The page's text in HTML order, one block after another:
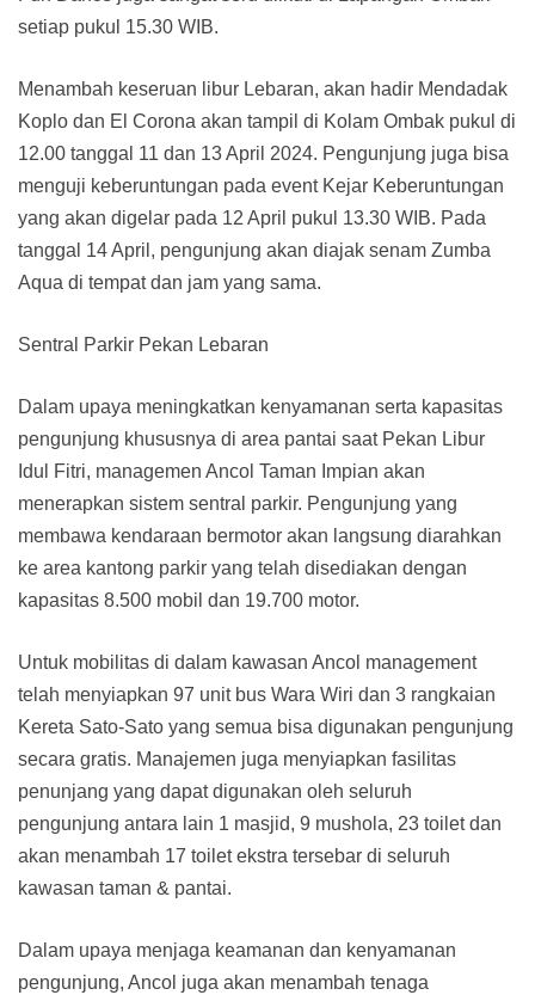
setiap pukul 15.30 WIB.
Menambah keseruan libur Lebaran, akan hadir Mendadak
Koplo dan El Corona akan tampil di Kolam Ombak pukul di
12.00 tanggal 11 dan 13 April 2024. Pengunjung juga bisa
menguji keberuntungan pada event Kejar Keberuntungan
yang akan digelar pada 12 April pukul 13.30 WIB. Pada
tanggal 14 April, pengunjung akan diajak senam Zumba
Aqua di tempat dan jam yang sama.
Sentral Parkir Pekan Lebaran
Dalam upaya meningkatkan kenyamanan serta kapasitas
pengunjung khususnya di area pantai saat Pekan Libur
Idul Fitri, managemen Ancol Taman Impian akan
menerapkan sistem sentral parkir. Pengunjung yang
membawa kendaraan bermotor akan langsung diarahkan
ke area kantong parkir yang telah disediakan dengan
kapasitas 8.500 mobil dan 19.700 motor.
Untuk mobilitas di dalam kawasan Ancol management
telah menyiapkan 97 unit bus Wara Wiri dan 3 rangkaian
Kereta Sato-Sato yang semua bisa digunakan pengunjung
secara gratis. Manajemen juga menyiapkan fasilitas
penunjang yang dapat digunakan oleh seluruh
pengunjung antara lain 1 masjid, 9 mushola, 23 toilet dan
akan menambah 17 toilet ekstra tersebar di seluruh
kawasan taman & pantai.
Dalam upaya menjaga keamanan dan kenyamanan
pengunjung, Ancol juga akan menambah tenaga